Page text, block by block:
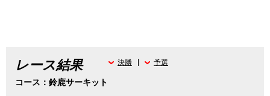
レース結果
コース：鈴鹿サーキット
決勝 予選